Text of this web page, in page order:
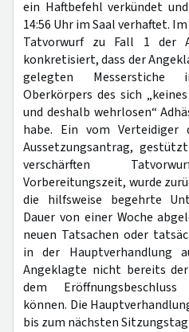
ein Haftbefehl verkündet
14:56 Uhr im Saal verhaftet.
Tatvorwurf zu Fall 1 der
konkretisiert, dass der
gelegten
Oberkörpers des sich
und deshalb wehrlosen“
habe. Ein vom Verteidiger
Aussetzungsantrag,
verschärften
Vorbereitungszeit, wurde
die hilfsweise begehrte
Dauer von einer Woche
neuen Tatsachen oder
in der Hauptverhandlung
Angeklagte nicht bereits
dem
können. Die
bis zum nächsten